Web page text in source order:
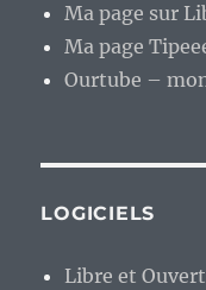
Ma page sur
Ma page
Ourtube –
LOGICIELS
Libre et Ouvert